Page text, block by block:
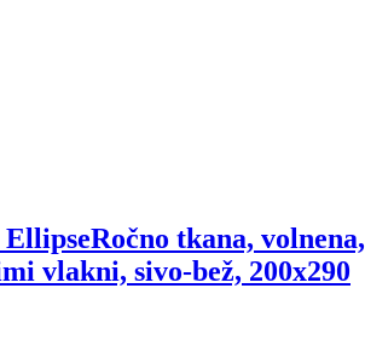
Ročno tkana, volnena,
vlakni, sivo-bež, 200x290